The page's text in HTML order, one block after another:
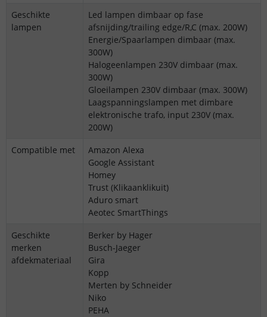
Geschikte
lampen
Led lampen dimbaar op fase
afsnijding/trailing edge/R,C (max. 200W)
Energie/Spaarlampen dimbaar (max.
300W)
Halogeenlampen 230V dimbaar (max.
300W)
Gloeilampen 230V dimbaar (max. 300W)
Laagspanningslampen met dimbare
elektronische trafo, input 230V (max.
200W)
Compatible met
Amazon Alexa
Google Assistant
Homey
Trust (Klikaanklikuit)
Aduro smart
Aeotec SmartThings
Geschikte
merken
afdekmateriaal
Berker by Hager
Busch-Jaeger
Gira
Kopp
Merten by Schneider
Niko
PEHA